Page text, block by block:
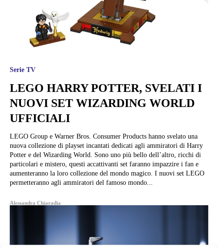
Serie TV
LEGO HARRY POTTER, SVELATI I
NUOVI SET WIZARDING WORLD
UFFICIALI
LEGO Group e Warner Bros. Consumer Products hanno svelato una
nuova collezione di playset incantati dedicati agli ammiratori di Harry
Potter e del Wizarding World. Sono uno più bello dell’altro, ricchi di
particolari e mistero, questi accattivanti set faranno impazzire i fan e
aumenteranno la loro collezione del mondo magico. I nuovi set LEGO
permetteranno agli ammiratori del famoso mondo...
Alessandra Chiaradia